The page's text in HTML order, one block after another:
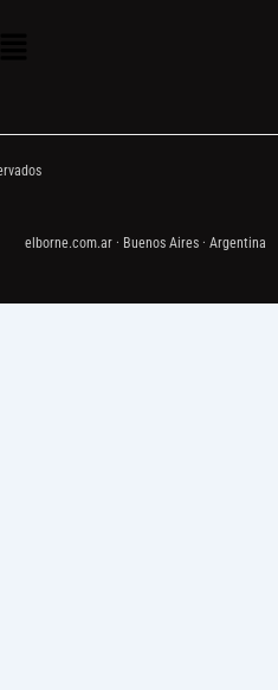
elborne.com.ar · Buenos Aires · Argentina